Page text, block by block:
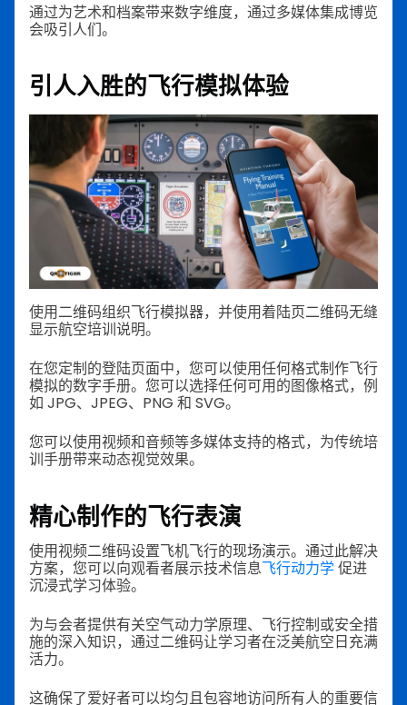
通过为艺术和档案带来数字维度，通过多媒体集成博览
会吸引人们。
引人入胜的飞行模拟体验
使用二维码组织飞行模拟器，并使用着陆页二维码无缝
显示航空培训说明。
在您定制的登陆页面中，您可以使用任何格式制作飞行
模拟的数字手册。您可以选择任何可用的图像格式，例
如 JPG、JPEG、PNG 和 SVG。
您可以使用视频和音频等多媒体支持的格式，为传统培
训手册带来动态视觉效果。
精心制作的飞行表演
使用视频二维码设置飞机飞行的现场演示。通过此解决
方案，您可以向观看者展示技术信息飞行动力学促进
沉浸式学习体验。
为与会者提供有关空气动力学原理、飞行控制或安全措
施的深入知识，通过二维码让学习者在泛美航空日充满
活力。
这确保了爱好者可以均匀且包容地访问所有人的重要信